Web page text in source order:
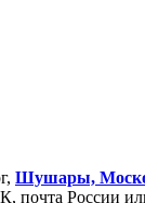
Шушары,
России